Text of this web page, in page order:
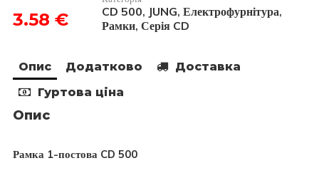
3.58 € CD 500, JUNG, Електрофурнітура,
Рамки, Серія CD
Опис Додатково
Доставка
Гуртова ціна
Опис
Рамка 1-постова CD 500